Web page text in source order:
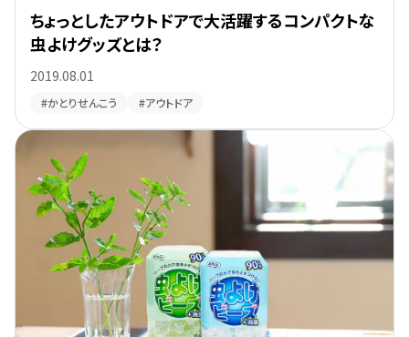
2019.08.01
ちょっとしたアウトドアで大活躍するコンパクトな
虫よけグッズとは？
#かとりせんこう #アウトドア